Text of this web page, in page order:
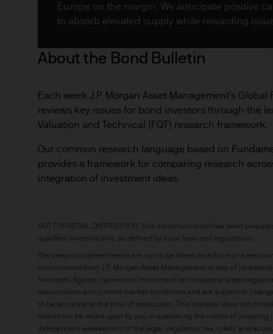
Lesers.
Institutionelle Anleger –
Privatanleger – jedoch nur,
Der Zugang zu bestimmten
Einstufung des Anlegers
Diese Website und ihre
Verbreitung gegen
dafür vorgesehen noch
Jegliche in der Website
eingeholt. Die Ergebnisse
Net supply technical for
Europe on the margin. We anticipate positive
to absorb elevated supply while rewarding
About the Bond Bulletin
Each week J.P. Morgan Asset Management's
reviews key issues for bond investors through the
Valuation and Technical (FQT) research framework.
Our common research language based on
provides a framework for comparing research
integration of investment ideas.
NOT FOR RETAIL DISTRIBUTION: This communication has been
qualified investors only, as defined by local laws and regulations.
The views contained herein are not to be taken as advice or a
commitment from J.P. Morgan Asset Management or any of its
forecasts, figures, opinions or investment techniques and strategies
assumptions and current market conditions and are subject to
to be accurate at the time of production. This material does not
should not be relied upon by you in evaluating the merits of
independent assessment of the legal, regulatory, tax, credit and